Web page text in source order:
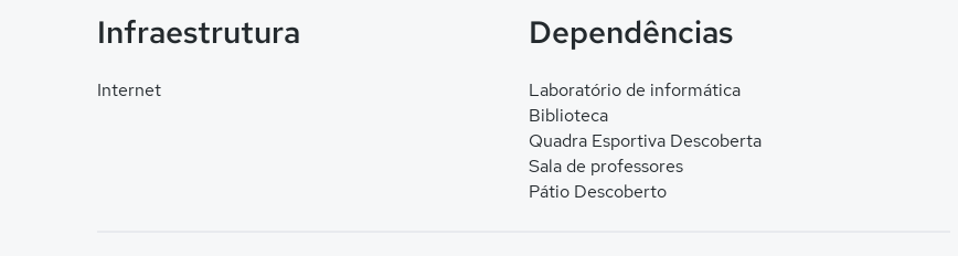
Infraestrutura
Internet
Dependências
Laboratório de informática
Biblioteca
Quadra Esportiva Descoberta
Sala de professores
Pátio Descoberto